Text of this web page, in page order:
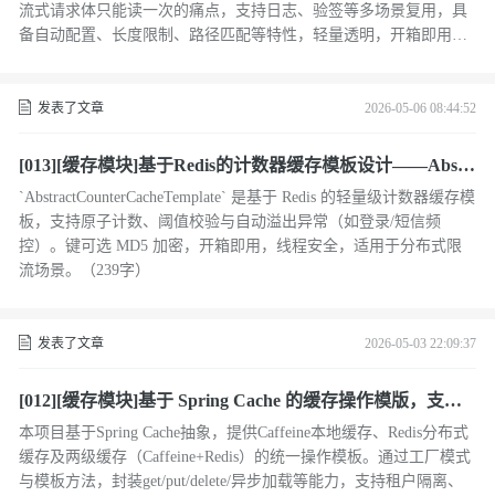
流式请求体只能读一次的痛点，支持日志、验签等多场景复用，具
备自动配置、长度限制、路径匹配等特性，轻量透明，开箱即用。
发表了文章 2026-05-06 08:44:52
[013][缓存模块]基于Redis的计数器缓存模板设计——Abstr
actCounterCacheTemplate 技术解析
`AbstractCounterCacheTemplate` 是基于 Redis 的轻量级计数器缓存模
板，支持原子计数、阈值校验与自动溢出异常（如登录/短信频
控）。键可选 MD5 加密，开箱即用，线程安全，适用于分布式限
流场景。（239字）
发表了文章 2026-05-03 22:09:37
[012][缓存模块]基于 Spring Cache 的缓存操作模版，支持C
affeine缓存, Redis缓存及两级缓存
本项目基于Spring Cache抽象，提供Caffeine本地缓存、Redis分布式
缓存及两级缓存（Caffeine+Redis）的统一操作模板。通过工厂模式
与模板方法，封装get/put/delete/异步加载等能力，支持租户隔离、